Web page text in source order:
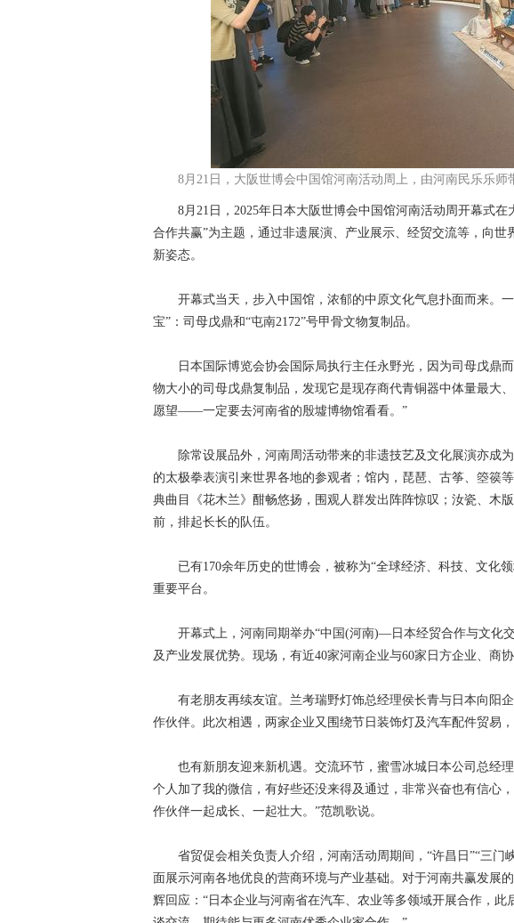
8月21日，大阪世博会中国馆河南活动周上，由河南民乐乐
8月21日，2025年日本大阪世博会中国馆河南活动周开幕式在
合作共赢”为主题，通过非遗展演、产业展示、经贸交流等，向
新姿态。
开幕式当天，步入中国馆，浓郁的中原文化气息扑面而来。一
宝”：司母戊鼎和“屯南2172”号甲骨文物复制品。
日本国际博览会协会国际局执行主任永野光，因为司母戊鼎而
物大小的司母戊鼎复制品，发现它是现存商代青铜器中体量最大
愿望——一定要去河南省的殷墟博物馆看看。”
除常设展品外，河南周活动带来的非遗技艺及文化展演亦成
的太极拳表演引来世界各地的参观者；馆内，琵琶、古筝、箜篌
典曲目《花木兰》酣畅悠扬，围观人群发出阵阵惊叹；汝瓷、木
前，排起长长的队伍。
已有170余年历史的世博会，被称为“全球经济、科技、文化领
重要平台。
开幕式上，河南同期举办“中国(河南)—日本经贸合作与文化交
及产业发展优势。现场，有近40家河南企业与60家日方企业、商
有老朋友再续友谊。兰考瑞野灯饰总经理侯长青与日本向阳企
作伙伴。此次相遇，两家企业又围绕节日装饰灯及汽车配件贸易，
也有新朋友迎来新机遇。交流环节，蜜雪冰城日本公司总经理
个人加了我的微信，有好些还没来得及通过，非常兴奋也有信心
作伙伴一起成长、一起壮大。”范凯歌说。
省贸促会相关负责人介绍，河南活动周期间，“许昌日”“三门
面展示河南各地优良的营商环境与产业基础。对于河南共赢发展
辉回应：“日本企业与河南省在汽车、农业等多领域开展合作，